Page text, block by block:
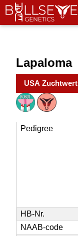
Hello World"
Lapaloma
USA Zuchtwert
Pedigree
HB-Nr.
NAAB-code